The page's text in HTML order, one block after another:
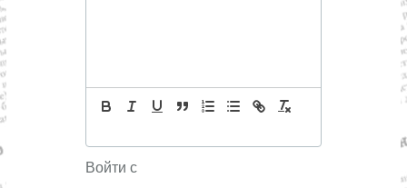
Войти с